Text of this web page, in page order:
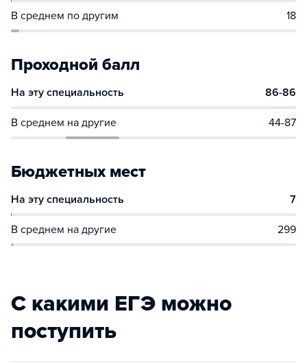
В среднем по другим 18
Проходной балл
На эту специальность 86-86
В среднем на другие 44-87
Бюджетных мест
На эту специальность 7
В среднем на другие 299
С какими ЕГЭ можно
поступить